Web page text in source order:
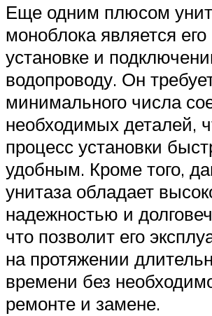
Еще одним плюсом
моноблока является его
установке и
водопроводу. Он
минимального числа
необходимых деталей,
процесс установки
удобным. Кроме того,
унитаза обладает
надежностью и
что позволит его
на протяжении
времени без
ремонте и замене.